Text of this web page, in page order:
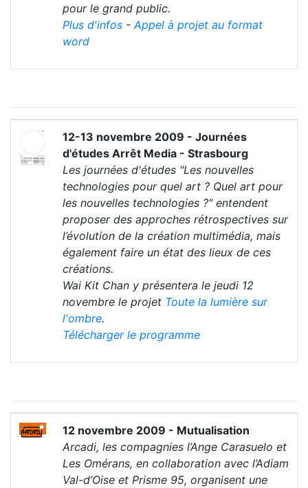
pour le grand public.
Plus d'infos -Appel à projet au format
word
12-13 novembre 2009 - Journées
d'études Arrêt Media - Strasbourg
Les journées d'études "Les nouvelles
technologies pour quel art ? Quel art pour
les nouvelles technologies ?" entendent
proposer des approches rétrospectives sur
l’évolution de la création multimédia, mais
également faire un état des lieux de ces
créations.
Wai Kit Chan y présentera le jeudi 12
novembre le projet Toute la lumière sur
l'ombre.
Télécharger le programme
12 novembre 2009 - Mutualisation
Arcadi, les compagnies l’Ange Carasuelo et
Les Omérans, en collaboration avec l’Adiam
Val-d’Oise et Prisme 95, organisent une